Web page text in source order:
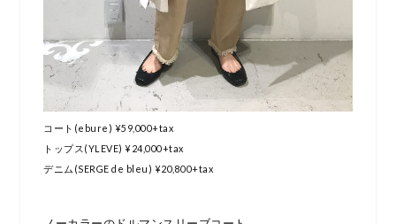
コート(ebure) ¥59,000+tax
トップス(YLEVE) ¥24,000+tax
デニム(SERGE de bleu) ¥20,800+tax